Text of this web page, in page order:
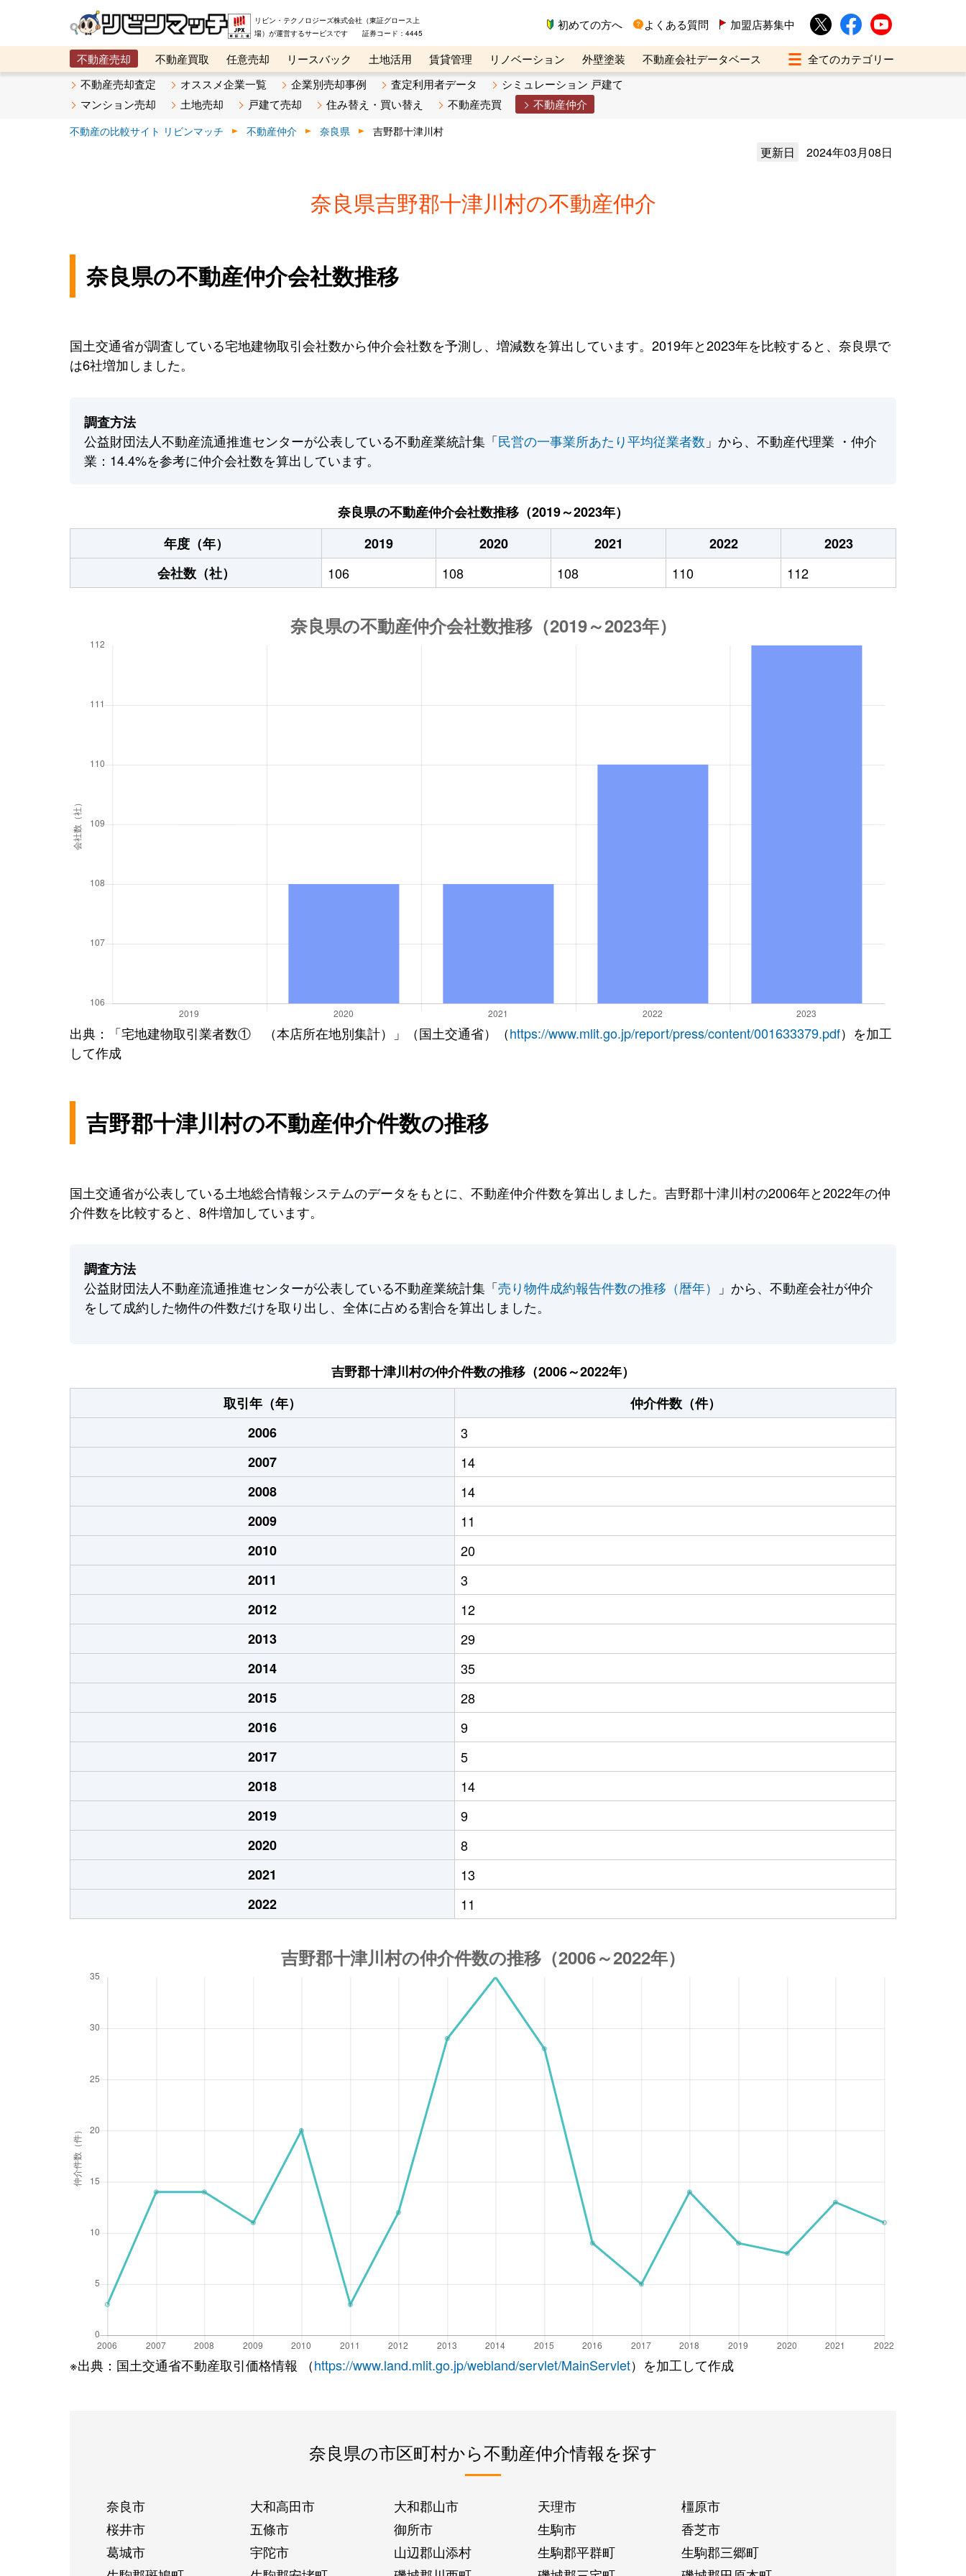
リビン・テクノロジーズ株式会社（東証グロース上
場）が運営するサービスです 証券コード：4445
初めての方へ よくある質問 加盟店募集中
不動産売却 不動産買取 任意売却 リースバック 土地活用 賃貸管理 リノベーション 外壁塗装
不動産会社データベース
メタ住宅展示場
ベスト不動産カンパニー オンライン講座 リビンマガジンBiz 不動産売却ご相談デスク
不動産売却査定 オススメ企業一覧 企業別売却事例 査定利用者データ
シミュレーション 戸建て
マンション売却
土地売却 戸建て売却 住み替え・買い替え 不動産売買 不動産仲介
不動産の比較サイト リビンマッチ 不動産仲介 奈良県 吉野郡十津川村
更新日 2024年03月08日
奈良県吉野郡十津川村の不動産仲介
奈良県の不動産仲介会社数推移
国土交通省が調査している宅地建物取引会社数から仲介会社数を予測し、増減数を算出しています。2019年と2023年を比較すると、奈良県で
は6社増加しました。
調査方法
公益財団法人不動産流通推進センターが公表している不動産業統計集「民営の一事業所あたり平均従業者数 」から、不動産代理業 ・仲介
業：14.4%を参考に仲介会社数を算出しています。
奈良県の不動産仲介会社数推移（2019～2023年）
年度（年）
2019 2020 2021 2022
2023
会社数（社）
106 108 108 110 112
出典：「宅地建物取引業者数① （本店所在地別集計）」（国土交通省）（https://www.mlit.go.jp/report/press/content/001633379.pdf）を加工
して作成
吉野郡十津川村の不動産仲介件数の推移
国土交通省が公表している土地総合情報システムのデータをもとに、不動産仲介件数を算出しました。吉野郡十津川村の2006年と2022年の仲
介件数を比較すると、8件増加しています。
調査方法
公益財団法人不動産流通推進センターが公表している不動産業統計集「売り物件成約報告件数の推移（暦年）
」から、不動産会社が仲介
をして成約した物件の件数だけを取り出し、全体に占める割合を算出しました。
吉野郡十津川村の仲介件数の推移（2006～2022年）
取引年（年）
仲介件数（件）
2006
3
2007
14
2008
14
2009
11
2010
20
2011
3
2012
12
2013
29
2014
35
2015
28
2016
9
2017
5
2018
14
2019
9
2020
8
2021
13
2022
11
※出典：国土交通省不動産取引価格情報 （https://www.land.mlit.go.jp/webland/servlet/MainServlet）を加工して作成
奈良県の市区町村から不動産仲介情報を探す
奈良市 大和高田市 大和郡山市 天理市
橿原市
桜井市
五條市 御所市 生駒市
香芝市
葛城市
宇陀市 山辺郡山添村 生駒郡平群町
生駒郡三郷町